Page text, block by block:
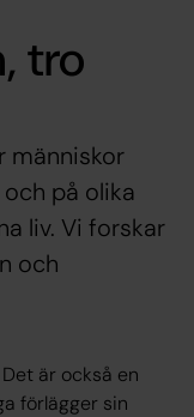
tro
människor
på olika
liv. Vi forskar
och
är också en
förlägger sin